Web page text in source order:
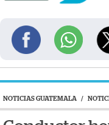
NOTICIAS GUATEMALA /